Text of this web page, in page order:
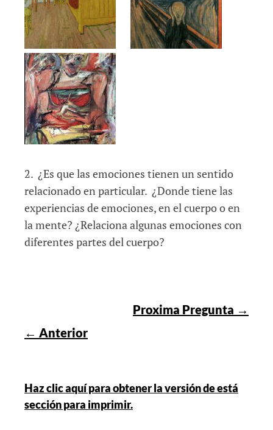
2. ¿Es que las emociones tienen un sentido
relacionado en particular. ¿Donde tiene las
experiencias de emociones, en el cuerpo o en
la mente? ¿Relaciona algunas emociones con
diferentes partes del cuerpo?
Proxima Pregunta →
← Anterior
Haz clic aquí para obtener la versión de está
sección para imprimir.